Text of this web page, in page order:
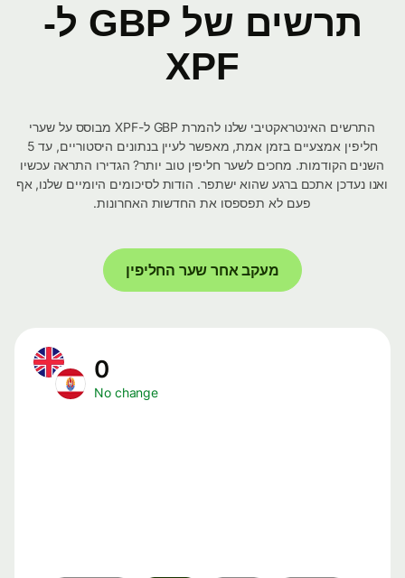
תרשים של GBP ל-
XPF
התרשים האינטראקטיבי שלנו להמרת GBP ל-XPF מבוסס על שערי
חליפין אמצעיים בזמן אמת, מאפשר לעיין בנתונים היסטוריים, עד 5
השנים הקודמות. מחכים לשער חליפין טוב יותר? הגדירו התראה עכשיו
ואנו נעדכן אתכם ברגע שהוא ישתפר. הודות לסיכומים היומיים שלנו, אף
פעם לא תפספסו את החדשות האחרונות.
מעקב אחר שער החליפין
No change